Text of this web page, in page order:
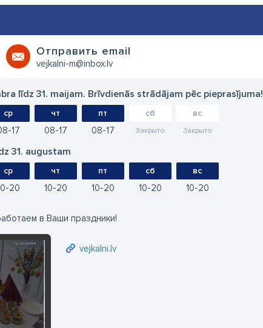
Oтправить email
vejkalni-m@inbox.lv
līdz 31. maijam. Brīvdienās strādājam pēc pieprasījuma!
ср
17
чт
08 17
пт
08 17
сб
Закрыто
вс
Закрыто
31. augustam
ср
20
чт
10 20
пт
10 20
сб
10 20
вс
10 20
в Ваши праздники!
vejkalni.lv